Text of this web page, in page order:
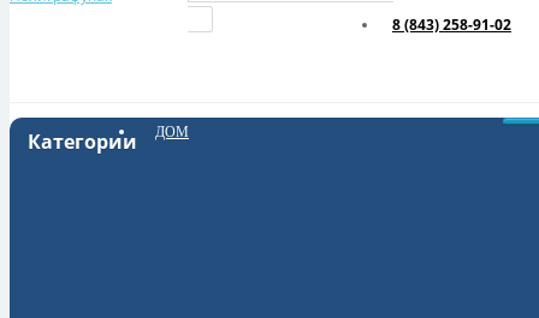
8 (843) 258-91-02
Категории ДОМ